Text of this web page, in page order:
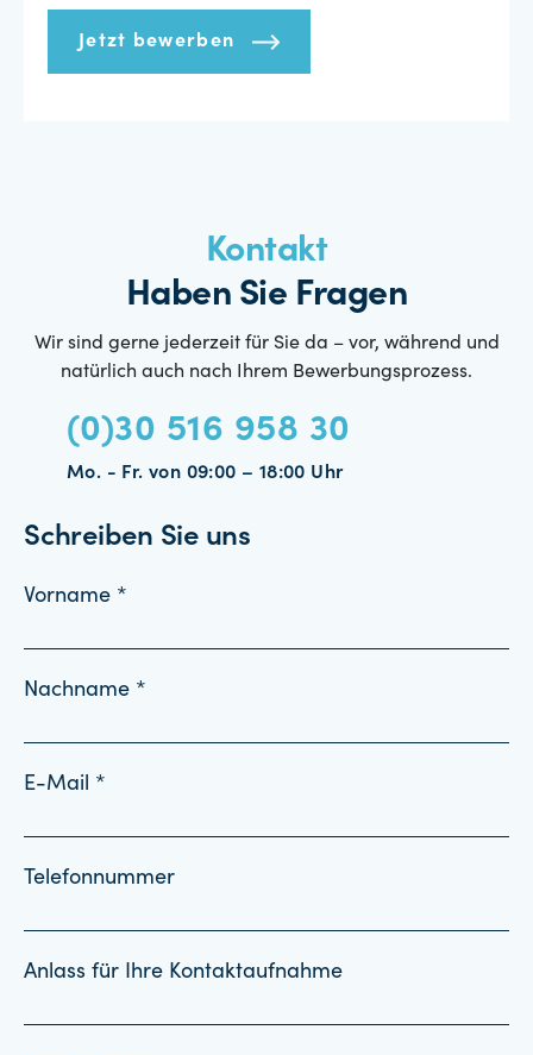
Jetzt bewerben
Kontakt
Haben Sie Fragen
Wir sind gerne jederzeit für Sie da – vor, während und
natürlich auch nach Ihrem Bewerbungsprozess.
(0)30 516 958 30
Mo. - Fr. von 09:00 – 18:00 Uhr
Schreiben Sie uns
Vorname *
Nachname *
E-Mail *
Telefonnummer
Anlass für Ihre Kontaktaufnahme